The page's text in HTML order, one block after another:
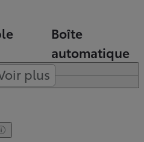
Boîte
automatique
plus